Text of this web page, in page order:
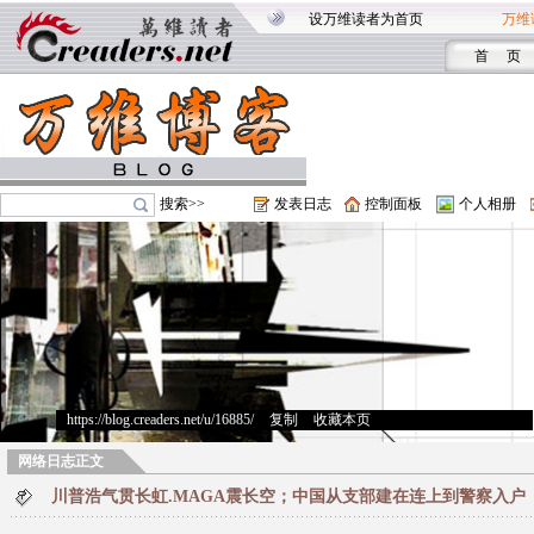
设万维读者为首页 万维
首 页
搜索>> 发表日志 控制面板 个人相册
https://blog.creaders.net/u/16885/> 复制 收藏本页
网络日志正文
川普浩气贯长虹.MAGA震长空；中国从支部建在连上到警察入户